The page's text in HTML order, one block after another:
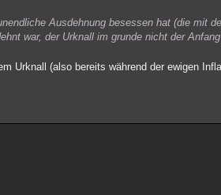
Ausdehnung besessen hat (die mit
war, der Urknall im grunde nicht der
Urknall (also bereits während der ewigen